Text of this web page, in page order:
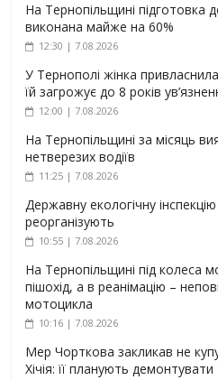
На Тернопільщині підготовка
виконана майже на 60%
12:30 | 7.08.2026
У Тернополі жінка
їй загрожує до 8 років
12:00 | 7.08.2026
На Тернопільщині за місяць
нетверезих водіїв
11:25 | 7.08.2026
Державну екологічну
реорганізують
10:55 | 7.08.2026
На Тернопільщині під колеса
пішохід, а в реанімацію –
мотоцикла
10:16 | 7.08.2026
Мер Чорткова закликав не
Хічія: її планують демонтувати